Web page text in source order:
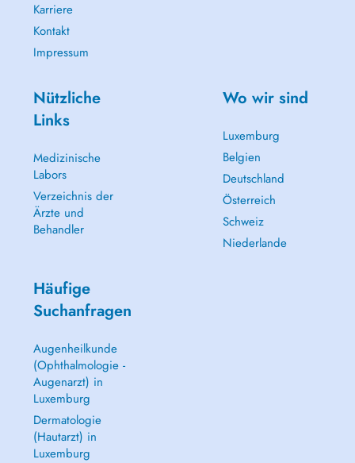
Karriere
Kontakt
Impressum
Nützliche
Links
Medizinische
Labors
Verzeichnis der
Ärzte und
Behandler
Wo wir sind
Luxemburg
Belgien
Deutschland
Österreich
Schweiz
Niederlande
Häufige
Suchanfragen
Augenheilkunde
(Ophthalmologie -
Augenarzt) in
Luxemburg
Dermatologie
(Hautarzt) in
Luxemburg